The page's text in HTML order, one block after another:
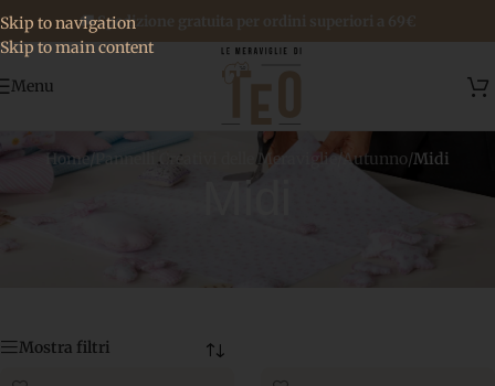
Skip to navigation
Skip to main content
🚚 Spedizione gratuita per ordini superiori a 69€
Menu
Home/ Pannelli Creativi delle Meraviglie/Autunno/Midi
Midi
Mostra filtri